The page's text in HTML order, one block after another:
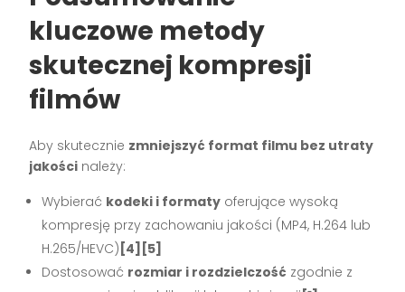
kluczowe metody
skutecznej kompresji
filmów
Aby skutecznie zmniejszyć format filmu bez utraty
jakości należy:
Wybierać kodeki i formaty oferujące wysoką
kompresję przy zachowaniu jakości (MP4, H.264 lub
H.265/HEVC) [4][5]
Dostosować rozmiar i rozdzielczość zgodnie z